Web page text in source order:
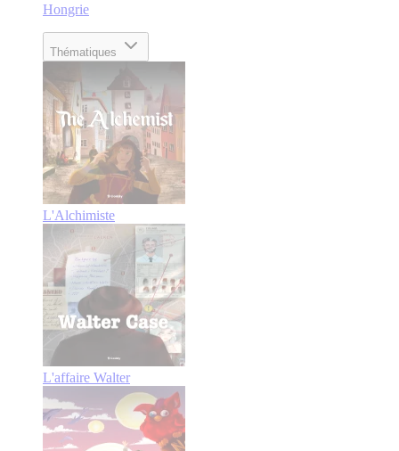
Hongrie
Thématiques
L'Alchimiste
L'affaire Walter